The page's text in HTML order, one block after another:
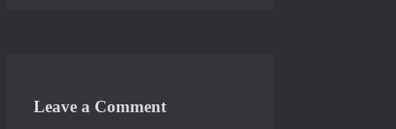
Leave a Comment